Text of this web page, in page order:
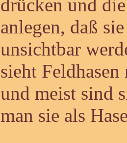
drücken und
anlegen, daß
unsichtbar
sieht Feldhasen
und meist sind
man sie als